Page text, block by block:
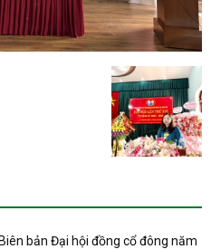
bản Đại hội đồng cổ đông năm